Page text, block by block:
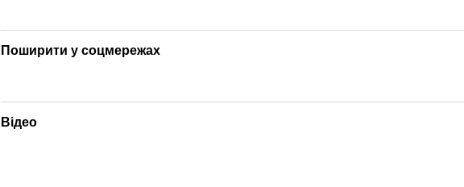
Поширити у соцмережах
Відео